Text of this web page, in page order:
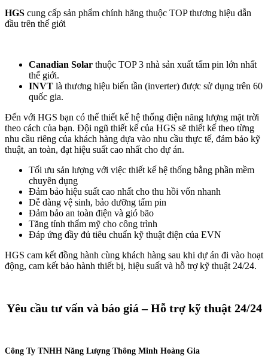
HGS cung cấp sản phẩm chính hãng thuộc TOP thương hiệu dẫn
đầu trên thế giới
Canadian Solar thuộc TOP 3 nhà sản xuất tấm pin lớn nhất
thế giới.
INVT là thương hiệu biến tần (inverter) được sử dụng trên 60
quốc gia.
Đến với HGS bạn có thể thiết kế hệ thống điện năng lượng mặt trời
theo cách của bạn. Đội ngũ thiết kế của HGS sẽ thiết kế theo từng
nhu cầu riêng của khách hàng dựa vào nhu cầu thực tế, đảm bảo kỹ
thuật, an toàn, đạt hiệu suất cao nhất cho dự án.
Tối ưu sản lượng với việc thiết kế hệ thống bằng phần mềm
chuyên dụng
Đảm bảo hiệu suất cao nhất cho thu hồi vốn nhanh
Dễ dàng vệ sinh, bảo dưỡng tấm pin
Đảm bảo an toàn điện và gió bão
Tăng tính thẩm mỹ cho công trình
Đáp ứng đầy đủ tiêu chuẩn kỹ thuật điện của EVN
HGS cam kết đồng hành cùng khách hàng sau khi dự án đi vào hoạt
động, cam kết bảo hành thiết bị, hiệu suất và hỗ trợ kỹ thuật 24/24.
Yêu cầu tư vấn và báo giá – Hỗ trợ kỹ thuật 24/24
Công Ty TNHH Năng Lượng Thông Minh Hoàng Gia